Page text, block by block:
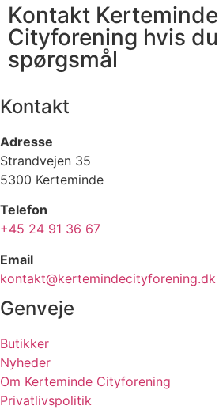
Kontakt Kerteminde
Cityforening hvis
spørgsmål
Kontakt
Adresse
Strandvejen 35
5300 Kerteminde
Telefon
+45 24 91 36 67
Email
kontakt@kertemindecityforening.dk
Genveje
Butikker
Nyheder
Om Kerteminde Cityforening
Privatlivspolitik